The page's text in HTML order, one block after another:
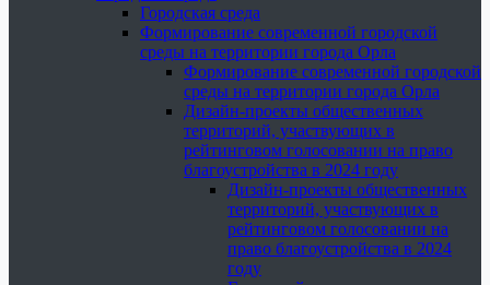
Городская среда
Формирование современной городской
среды на территории города Орла
Формирование современной городской
среды на территории города Орла
Дизайн-проекты общественных
территорий, участвующих в
рейтинговом голосовании на право
благоустройства в 2024 году
Дизайн-проекты общественных
территорий, участвующих в
рейтинговом голосовании на
право благоустройства в 2024
году